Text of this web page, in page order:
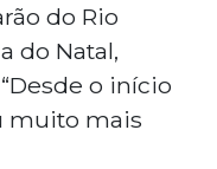
do Rio
do Natal,
o início
muito mais